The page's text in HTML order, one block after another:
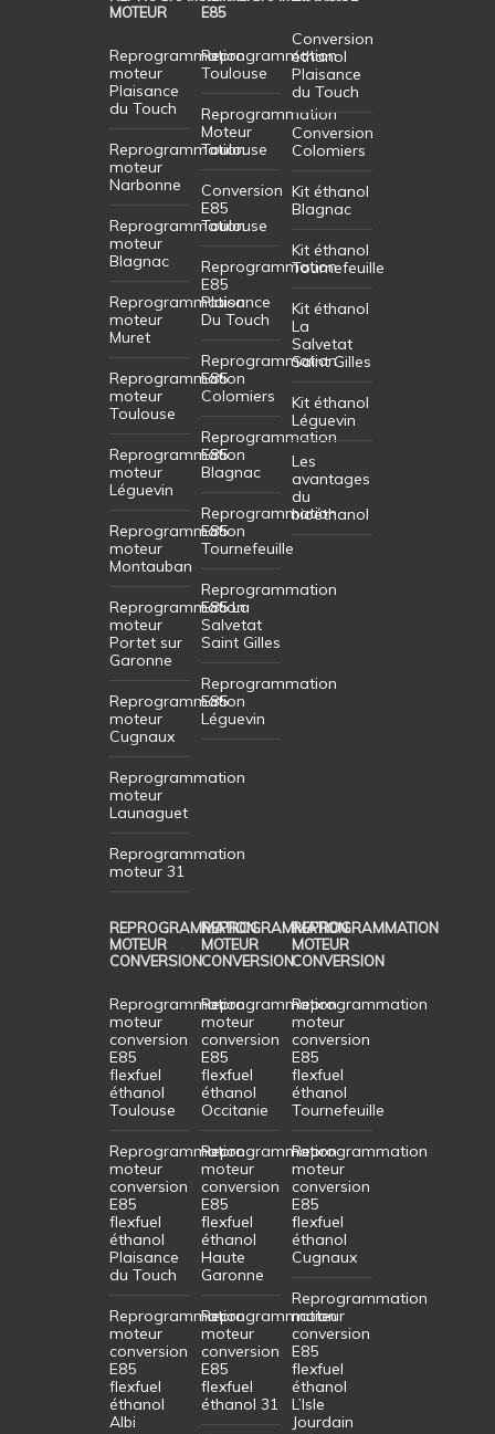
MOTEUR
Reprogrammation
moteur
Plaisance
du Touch
Reprogrammation
moteur
Narbonne
Reprogrammation
moteur
Blagnac
Reprogrammation
moteur
Muret
Reprogrammation
moteur
Toulouse
Reprogrammation
moteur
Léguevin
Reprogrammation
moteur
Montauban
Reprogrammation
moteur
Portet sur
Garonne
Reprogrammation
moteur
Cugnaux
Reprogrammation
moteur
Launaguet
Reprogrammation
moteur 31
E85
Reprogrammation
Toulouse
Reprogrammation
Moteur
Toulouse
Conversion
E85
Toulouse
Reprogrammation
E85
Plaisance
Du Touch
Reprogrammation
E85
Colomiers
Reprogrammation
E85
Blagnac
Reprogrammation
E85
Tournefeuille
Reprogrammation
E85 La
Salvetat
Saint Gilles
Reprogrammation
E85
Léguevin
Conversion
éthanol
Plaisance
du Touch
Conversion
Colomiers
Kit éthanol
Blagnac
Kit éthanol
Tournefeuille
Kit éthanol
La
Salvetat
Saint Gilles
Kit éthanol
Léguevin
Les
avantages
du
bioéthanol
REPROGRAMMATION
MOTEUR
CONVERSION
Reprogrammation
moteur
conversion
E85
flexfuel
éthanol
Toulouse
Reprogrammation
moteur
conversion
E85
flexfuel
éthanol
Plaisance
du Touch
Reprogrammation
moteur
conversion
E85
flexfuel
éthanol
Albi
REPROGRAMMATION
MOTEUR
CONVERSION
Reprogrammation
moteur
conversion
E85
flexfuel
éthanol
Occitanie
Reprogrammation
moteur
conversion
E85
flexfuel
éthanol
Haute
Garonne
Reprogrammation
moteur
conversion
E85
flexfuel
éthanol 31
REPROGRAMMATION
MOTEUR
CONVERSION
Reprogrammation
moteur
conversion
E85
flexfuel
éthanol
Tournefeuille
Reprogrammation
moteur
conversion
E85
flexfuel
éthanol
Cugnaux
Reprogrammation
moteur
conversion
E85
flexfuel
éthanol
L’Isle
Jourdain